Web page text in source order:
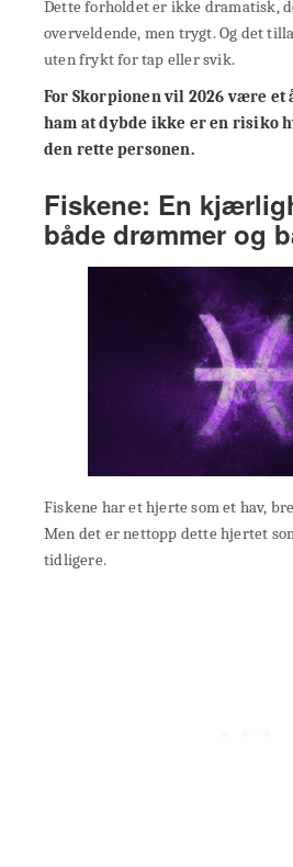
Dette forholdet er ikke dramatisk,
overveldende, men trygt. Og det
uten frykt for tap eller svik.
For Skorpionen vil 2026 være et
ham at dybde ikke er en risiko
den rette personen.
Fiskene: En
både drømmer og
Fiskene har et hjerte som et hav,
Men det er nettopp dette hjertet
tidligere.